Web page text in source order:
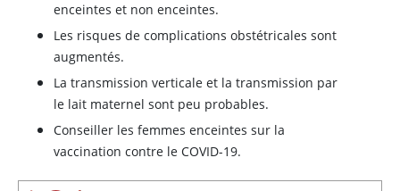
enceintes et non enceintes.
Les risques de complications obstétricales sont
augmentés.
La transmission verticale et la transmission par
le lait maternel sont peu probables.
Conseiller les femmes enceintes sur la
vaccination contre le COVID-19.